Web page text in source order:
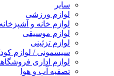
سایر
لوازم ورزشی
لوازم خانه و آشپزخانه
لوازم موسیقی
لوازم تزئینی
سیسمونی / لوازم
لوازم اداری
تصفیه آب و هوا